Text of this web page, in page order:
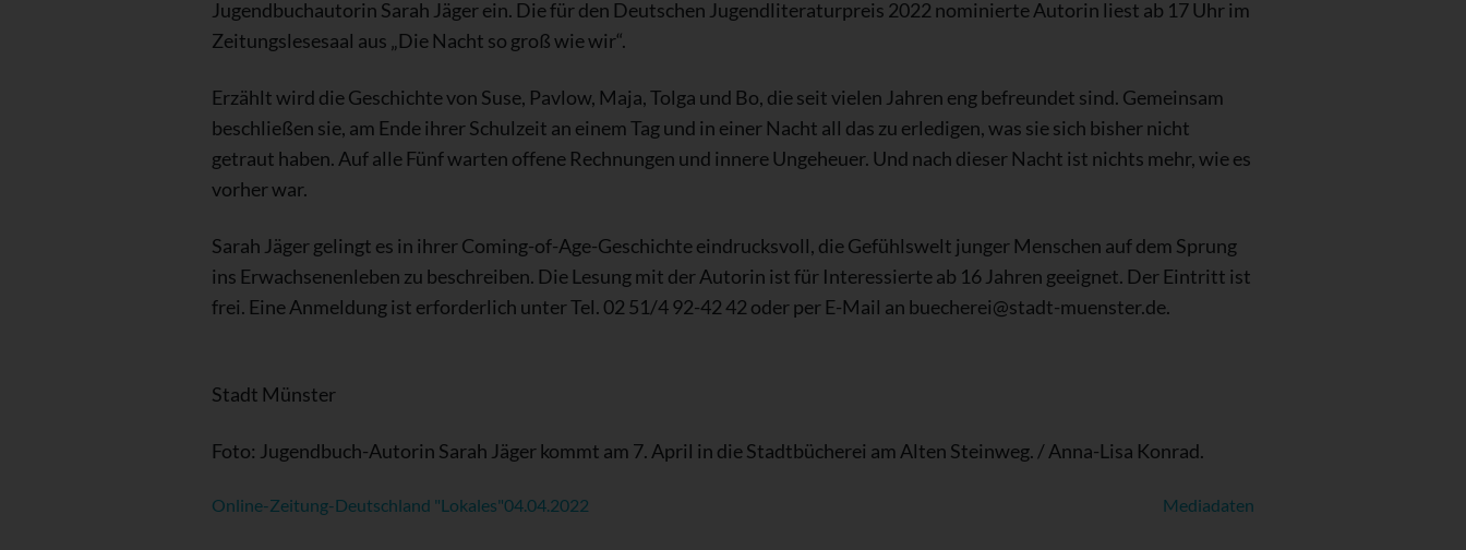
Jugendbuchautorin Sarah Jäger ein. Die für den Deutschen Jugendliteraturpreis 2022 nominierte Autorin liest ab 17 Uhr im
Zeitungslesesaal aus „Die Nacht so groß wie wir“.
Erzählt wird die Geschichte von Suse, Pavlow, Maja, Tolga und Bo, die seit vielen Jahren eng befreundet sind. Gemeinsam
beschließen sie, am Ende ihrer Schulzeit an einem Tag und in einer Nacht all das zu erledigen, was sie sich bisher nicht
getraut haben. Auf alle Fünf warten offene Rechnungen und innere Ungeheuer. Und nach dieser Nacht ist nichts mehr, wie es
vorher war.
Sarah Jäger gelingt es in ihrer Coming-of-Age-Geschichte eindrucksvoll, die Gefühlswelt junger Menschen auf dem Sprung
ins Erwachsenenleben zu beschreiben. Die Lesung mit der Autorin ist für Interessierte ab 16 Jahren geeignet. Der Eintritt ist
frei. Eine Anmeldung ist erforderlich unter Tel. 02 51/4 92-42 42 oder per E-Mail an buecherei@stadt-muenster.de.
Stadt Münster
Foto: Jugendbuch-Autorin Sarah Jäger kommt am 7. April in die Stadtbücherei am Alten Steinweg. / Anna-Lisa Konrad.
Online-Zeitung-Deutschland "Lokales"04.04.2022 Mediadaten